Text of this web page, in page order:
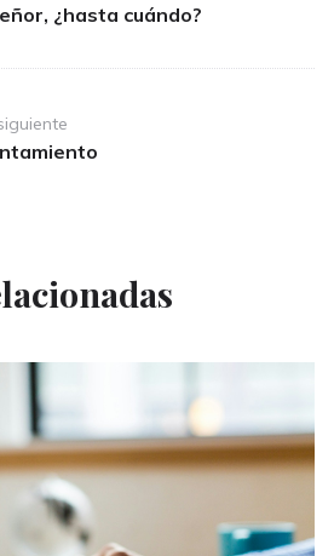
¿hasta cuándo?